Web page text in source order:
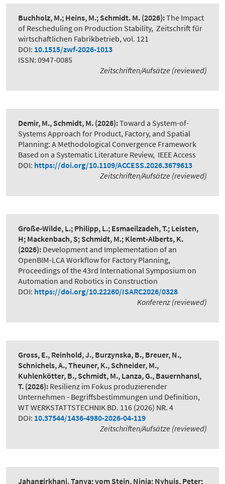
Buchholz, M.; Heins, M.; Schmidt. M. (2026):The Impact
of Rescheduling on Production Stability, Zeitschrift für
wirtschaftlichen Fabrikbetrieb, vol. 121
DOI: 10.1515/zwf-2026-1013
ISSN: 0947-0085
Zeitschriften/Aufsätze (reviewed)
Demir, M., Schmidt, M. (2026):Toward a System-of-
Systems Approach for Product, Factory, and Spatial
Planning: A Methodological Convergence Framework
Based on a Systematic Literature Review, IEEE Access
DOI: https://doi.org/10.1109/ACCESS.2026.3679613
Zeitschriften/Aufsätze (reviewed)
Große-Wilde, L.; Philipp, L.; Esmaeilzadeh, T.; Leisten,
H; Mackenbach, S; Schmidt, M.; Klemt-Alberts, K.
(2026): Development and Implementation of an
OpenBIM-LCA Workflow for Factory Planning,
Proceedings of the 43rd International Symposium on
Automation and Robotics in Construction
DOI: https://doi.org/10.22260/ISARC2026/0328
Konferenz (reviewed)
Gross, E., Reinhold, J., Burzynska, B., Breuer, N.,
Schnichels, A., Theuner, K., Schneider, M.,
Kuhlenkötter, B., Schmidt, M., Lanza, G., Bauernhansl,
T. (2026): Resilienz im Fokus produzierender
Unternehmen - Begriffsbestimmungen und Definition,
WT WERKSTATTSTECHNIK BD. 116 (2026) NR. 4
DOI: 10.37544/1436-4980-2026-04-119
Zeitschriften/Aufsätze (reviewed)
Jahangirkhani, Tanya; vom Stein, Ninja; Nyhuis, Peter;